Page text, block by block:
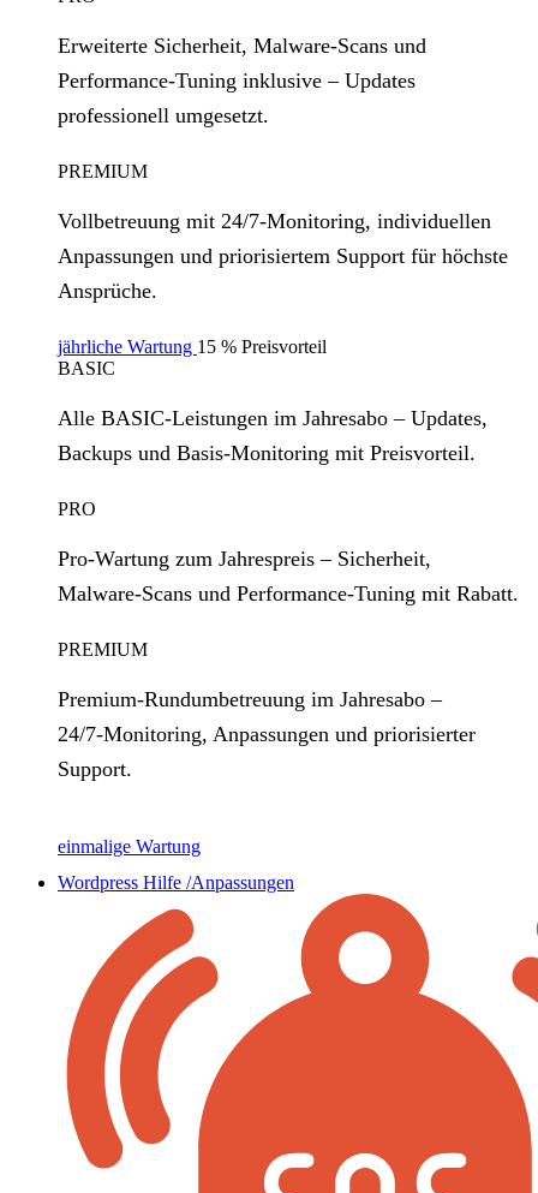
Erweiterte Sicherheit, Malware‑Scans und
Performance‑Tuning inklusive – Updates
professionell umgesetzt.
PREMIUM
Vollbetreuung mit 24/7‑Monitoring, individuellen
Anpassungen und priorisiertem Support für höchste
Ansprüche.
jährliche Wartung 15 % Preisvorteil
BASIC
Alle BASIC‑Leistungen im Jahresabo – Updates,
Backups und Basis‑Monitoring mit Preisvorteil.
PRO
Pro‑Wartung zum Jahrespreis – Sicherheit,
Malware‑Scans und Performance‑Tuning mit Rabatt.
PREMIUM
Premium‑Rundumbetreuung im Jahresabo –
24/7‑Monitoring, Anpassungen und priorisierter
Support.
einmalige Wartung
Wordpress Hilfe /Anpassungen